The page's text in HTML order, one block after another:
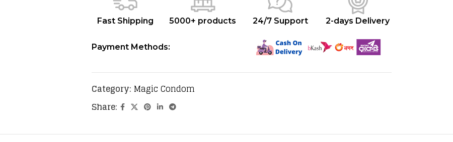
Fast Shipping 5000+ products 24/7 Support 2-days Delivery
Payment Methods:
Category: Magic Condom
Share: